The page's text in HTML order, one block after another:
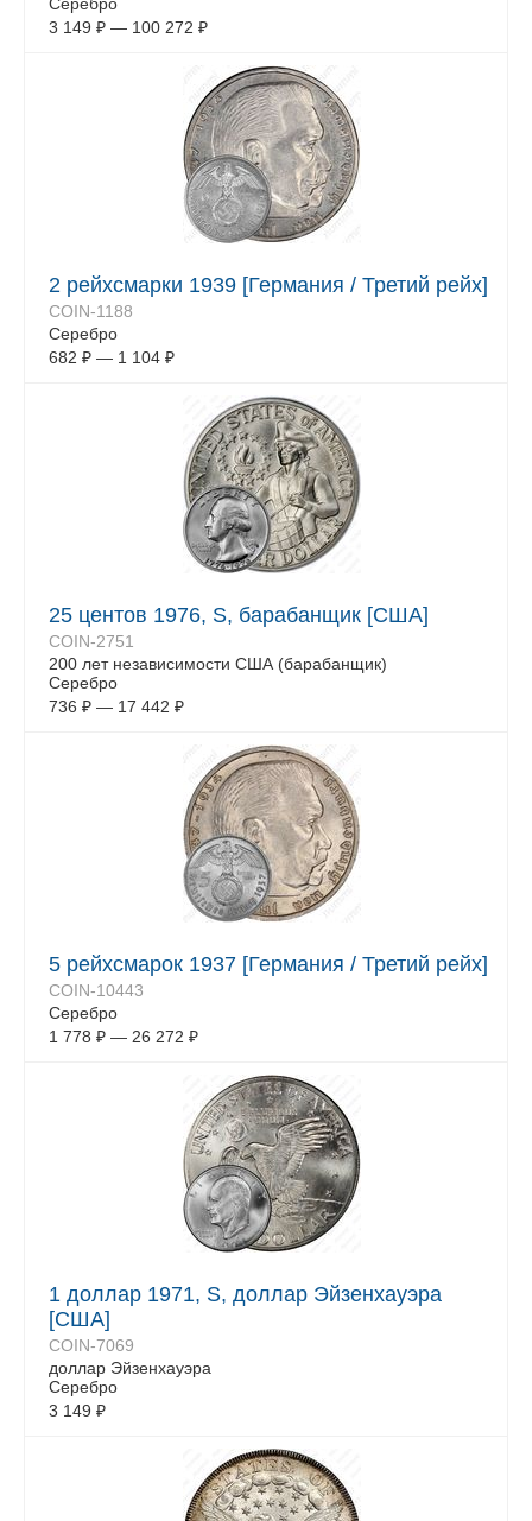
3 149 ₽ — 100 272 ₽
2 рейхсмарки 1939 [Германия / Третий рейх]
COIN-1188
Серебро
682 ₽ — 1 104 ₽
25 центов 1976, S, барабанщик [США]
COIN-2751
200 лет независимости США (барабанщик)
Серебро
736 ₽ — 17 442 ₽
5 рейхсмарок 1937 [Германия / Третий рейх]
COIN-10443
Серебро
1 778 ₽ — 26 272 ₽
1 доллар 1971, S, доллар Эйзенхауэра
[США]
COIN-7069
доллар Эйзенхауэра
Серебро
3 149 ₽